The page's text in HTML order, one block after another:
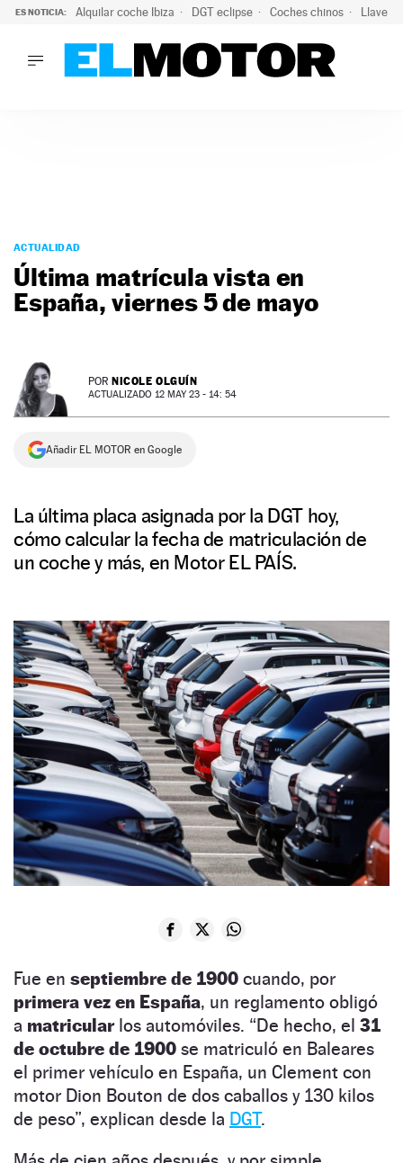
contenido
ES NOTICIA: Alquilar coche Ibiza DGT eclipse Coches chinos Llaves
PODCAST
TECNOLOGÍA
SUPERCOCHES
PREMIOS
SERVICIOS
ACTUALIDAD
Última matrícula vista en
España, viernes 5 de mayo
POR NICOLE OLGUÍN
ACTUALIZADO 12 MAY 23 - 14: 54
Añadir EL MOTOR en Google
La última placa asignada por la DGT hoy,
cómo calcular la fecha de matriculación de
un coche y más, en Motor EL PAÍS.
Fue en septiembre de 1900 cuando, por
primera vez en España, un reglamento obligó
a matricular los automóviles. “De hecho, el 31
de octubre de 1900 se matriculó en Baleares
el primer vehículo en España, un Clement con
motor Dion Bouton de dos caballos y 130 kilos
de peso”, explican desde la DGT.